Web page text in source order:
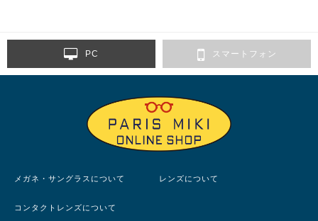
PC スマートフォン
メガネ・サングラスについて レンズについて
コンタクトレンズについて